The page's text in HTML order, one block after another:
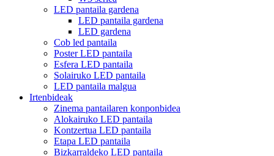
LED pantaila gardena
LED pantaila gardena
LED gardena
Cob led pantaila
Poster LED pantaila
Esfera LED pantaila
Solairuko LED pantaila
LED pantaila malgua
Irtenbideak
Zinema pantailaren konponbidea
Alokairuko LED pantaila
Kontzertua LED pantaila
Etapa LED pantaila
Bizkarraldeko LED pantaila